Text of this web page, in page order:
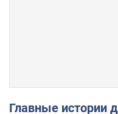
Главные истории